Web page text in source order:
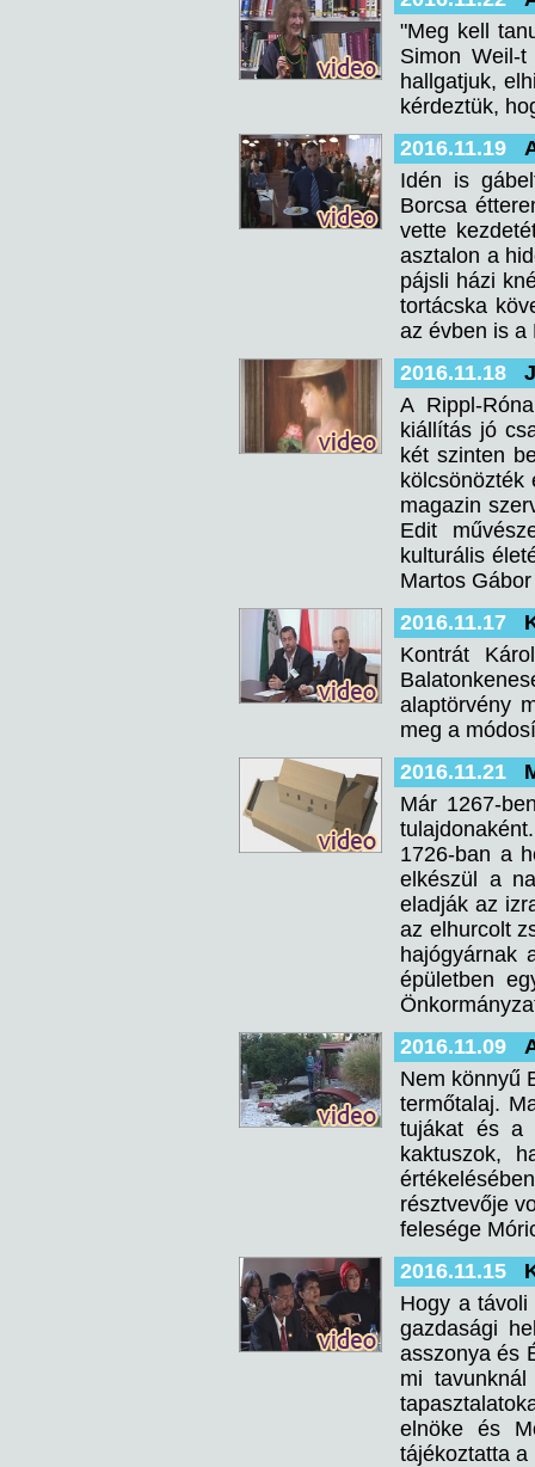
"Meg kell
Simon Weil-
hallgatjuk,
kérdeztük,
2016.11.19
Idén is
Borcsa
vette
asztalon a
pájsli házi
tortácska
az évben is a
2016.11.18
A Rippl-
kiállítás jó
két szinten
kölcsönözték
magazin
Edit
kulturális
Martos
2016.11.17
Kontrát
alaptörvény
meg a
2016.11.21
Már 1267-
1726-ban a
elkészül a
eladják az
az elhurcolt
hajógyárnak
épületben
2016.11.09
Nem könnyű
termőtalaj.
tujákat és a
kaktuszok,
résztvevője
felesége
2016.11.15
Hogy a
gazdasági
asszonya és
mi
elnöke és
tájékoztatta a